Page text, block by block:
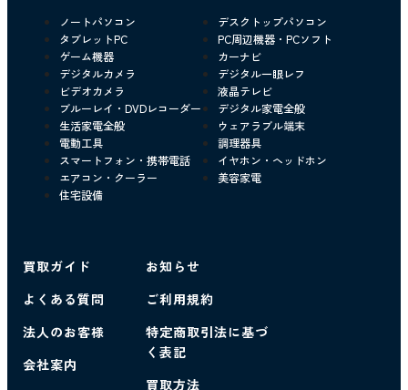
ノートパソコン
デスクトップパソコン
タブレットPC
PC周辺機器・PCソフト
ゲーム機器
カーナビ
デジタルカメラ
デジタル一眼レフ
ビデオカメラ
液晶テレビ
ブルーレイ・DVDレコーダー
デジタル家電全般
生活家電全般
ウェアラブル端末
電動工具
調理器具
スマートフォン・携帯電話
イヤホン・ヘッドホン
エアコン・クーラー
美容家電
住宅設備
買取ガイド
よくある質問
法人のお客様
会社案内
お知らせ
ご利用規約
特定商取引法に基づ
く表記
買取方法